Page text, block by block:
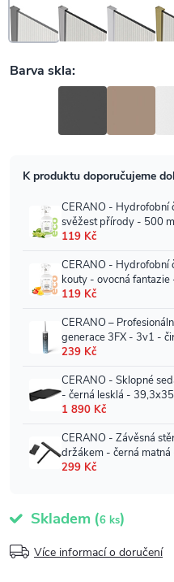
Skladem (6 ks)
Více informací o doručení